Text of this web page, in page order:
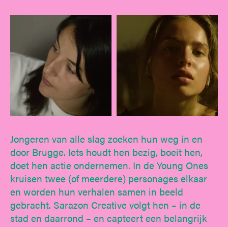
Jongeren van alle slag zoeken hun weg in en
door Brugge. Iets houdt hen bezig, boeit hen,
doet hen actie ondernemen. In de Young Ones
kruisen twee (of meerdere) personages elkaar
en worden hun verhalen samen in beeld
gebracht. Sarazon Creative volgt hen – in de
stad en daarrond – en capteert een belangrijk